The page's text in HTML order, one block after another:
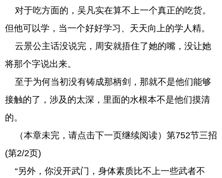
对于吃方面的，吴凡实在算不上一个真正的吃货。
但他可以学，当一个好好学习、天天向上的学人精。
云景公主话没说完，周安就捂住了她的嘴，没让她
将那个字说出来。
至于为何当初没有铸成那柄剑，那就不是他们能够
接触的了，涉及的太深，里面的水根本不是他们摸清
的。
（本章未完，请点击下一页继续阅读）第752节三招
(第2/2页)
“另外，你没开武门，身体素质比不上一些武者不